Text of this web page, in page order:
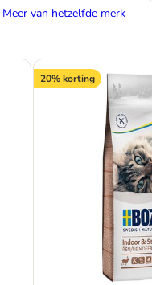
van hetzelfde merk
20% korting